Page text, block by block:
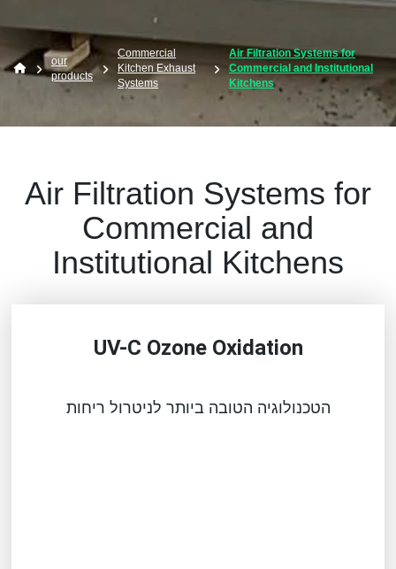
our
products
Commercial
Kitchen Exhaust
Systems
Air Filtration Systems for
Commercial and Institutional
Kitchens
Air Filtration Systems for
Commercial and
Institutional Kitchens
UV-C Ozone Oxidation
הטכנולוגיה הטובה ביותר לניטרול ריחות